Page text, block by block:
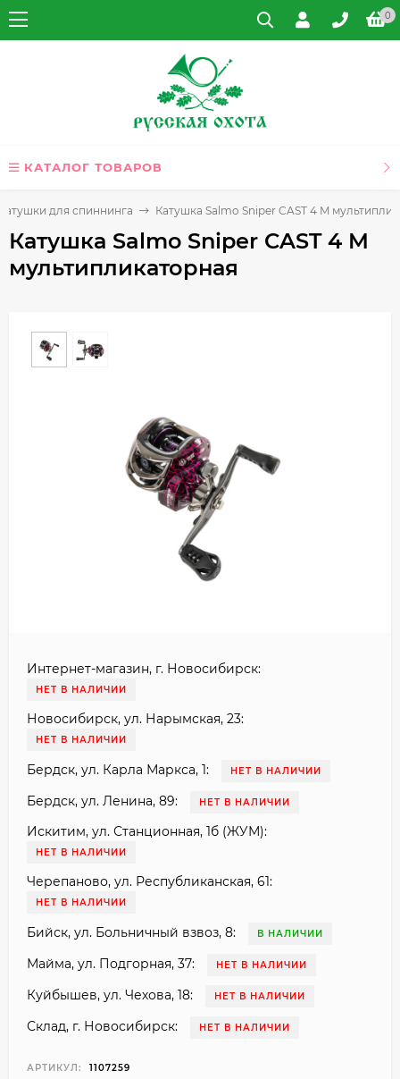
0
КАТАЛОГ ТОВАРОВ
для спиннинга Катушка Salmo Sniper CAST 4 M
Катушка Salmo Sniper CAST 4 M
мультипликаторная
Интернет-магазин, г. Новосибирск:
НЕТ В НАЛИЧИИ
Новосибирск, ул. Нарымская, 23:
НЕТ В НАЛИЧИИ
Бердск, ул. Карла Маркса, 1: НЕТ В НАЛИЧИИ
Бердск, ул. Ленина, 89: НЕТ В НАЛИЧИИ
Искитим, ул. Станционная, 1б (ЖУМ):
НЕТ В НАЛИЧИИ
Черепаново, ул. Республиканская, 61:
НЕТ В НАЛИЧИИ
Бийск, ул. Больничный взвоз, 8: В НАЛИЧИИ
Майма, ул. Подгорная, 37: НЕТ В НАЛИЧИИ
Куйбышев, ул. Чехова, 18: НЕТ В НАЛИЧИИ
Склад, г. Новосибирск: НЕТ В НАЛИЧИИ
АРТИКУЛ: 1107259